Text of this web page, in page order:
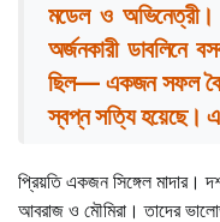
মডেল ও অভিনেত্রী।
অর্জনকারী ডাবলিনে
ছিল— একজন সফল
স্বপ্ন সত্যি হয়েছে।
প্রিয়তি একজন সিঙ্গেল মাদার।
আবরাজ ও মৌমিরা। তাদের